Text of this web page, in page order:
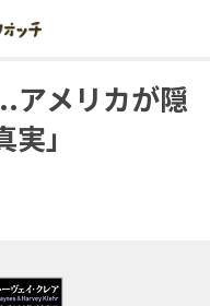
アメリカが隠
」